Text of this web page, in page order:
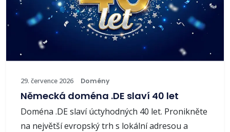
29. července 2026 Domény
Německá doména .DE slaví 40 let
Doména .DE slaví úctyhodných 40 let. Pronikněte
na největší evropský trh s lokální adresou a